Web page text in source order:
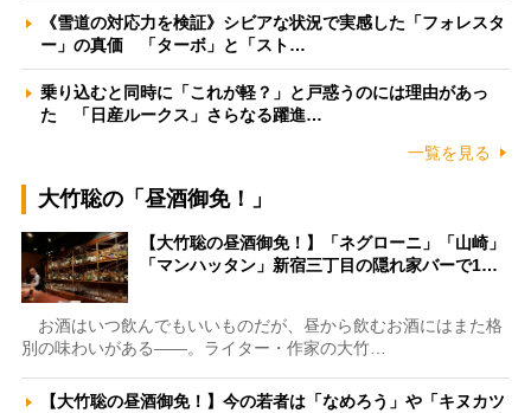
《雪道の対応力を検証》シビアな状況で実感した「フォレスタ
ー」の真価 「ターボ」と「スト…
乗り込むと同時に「これが軽？」と戸惑うのには理由があっ
た 「日産ルークス」さらなる躍進…
一覧を見る
大竹聡の「昼酒御免！」
【大竹聡の昼酒御免！】「ネグローニ」「山崎」
「マンハッタン」新宿三丁目の隠れ家バーで1…
お酒はいつ飲んでもいいものだが、昼から飲むお酒にはまた格
別の味わいがある――。ライター・作家の大竹…
【大竹聡の昼酒御免！】今の若者は「なめろう」や「キヌカツ